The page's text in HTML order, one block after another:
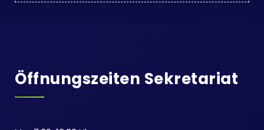
Öffnungszeiten Sekretariat